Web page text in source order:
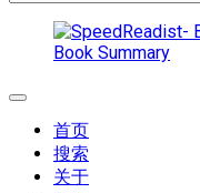
Book Summary
展
首页
搜索
关于